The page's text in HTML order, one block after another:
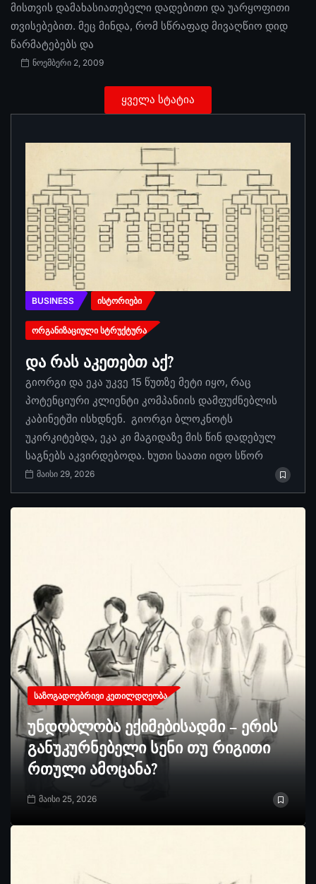
მისთვის დამახასიათებელი დადებითი და უარყოფითი
თვისებებით. მეც მინდა, რომ სწრაფად მივაღწიო დიდ
წარმატებებს და
ნოემბერი 2, 2009
ყველა სტატია
BUSINESS ᲘᲡᲢᲝᲠᲘᲔᲑᲘ
ᲝᲠᲒᲐᲜᲘᲖᲐᲪᲘᲣᲚᲘ ᲡᲢᲠᲣᲥᲢᲣᲠᲐ
და რას აკეთებთ აქ?
გიორგი და ეკა უკვე 15 წუთზე მეტი იყო, რაც
პოტენციური კლიენტი კომპანიის დამფუძნებლის
კაბინეტში ისხდნენ. გიორგი ბლოკნოტს
უკირკიტებდა, ეკა კი მაგიდაზე მის წინ დადებულ
საგნებს აკვირდებოდა. ხუთი საათი იდო სწორ
მაისი 29, 2026
ᲡᲐᲖᲝᲒᲐᲓᲝᲔᲑᲠᲘᲕᲘ ᲙᲔᲗᲘᲚᲓᲦᲔᲝᲑᲐ
უნდობლობა ექიმებისადმი – ერის
განუკურნებელი სენი თუ რიგითი
რთული ამოცანა?
მაისი 25, 2026